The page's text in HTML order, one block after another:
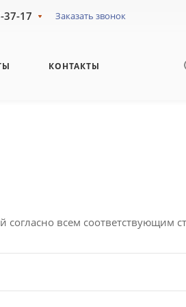
37-17 Заказать звонок
КОНТАКТЫ
всем соответствующим